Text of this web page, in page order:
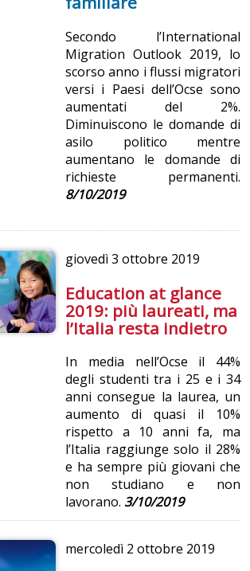
Secondo l’International
Migration Outlook 2019, lo
scorso anno i flussi migratori
versi i Paesi dell’Ocse sono
aumentati del 2%.
Diminuiscono le domande di
asilo politico mentre
aumentano le domande di
richieste permanenti.
8/10/2019
giovedì3 ottobre 2019
Education at glance
2019: più laureati, ma
l’Italia resta indietro
In media nell’Ocse il 44%
degli studenti tra i 25 e i 34
anni consegue la laurea, un
aumento di quasi il 10%
rispetto a 10 anni fa, ma
l’Italia raggiunge solo il 28%
e ha sempre più giovani che
non studiano e non
lavorano. 3/10/2019
mercoledì 2 ottobre 2019